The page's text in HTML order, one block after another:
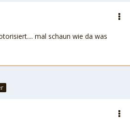
mal schaun wie da was